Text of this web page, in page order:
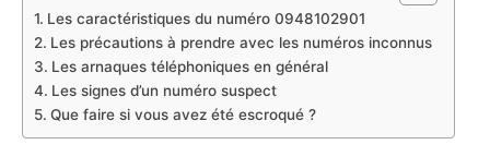
Les caractéristiques du numéro 0948102901
Les précautions à prendre avec les numéros inconnus
Les arnaques téléphoniques en général
Les signes d’un numéro suspect
Que faire si vous avez été escroqué ?